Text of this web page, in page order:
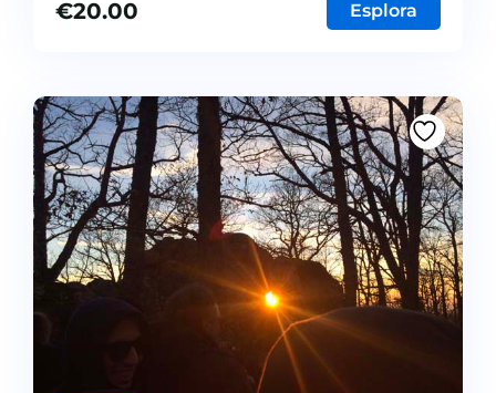
€20.00 Esplora